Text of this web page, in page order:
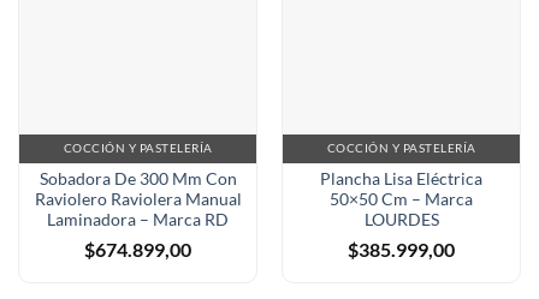
COCCIÓN Y PASTELERÍA
Sobadora De 300 Mm Con
Raviolero Raviolera Manual
Laminadora – Marca RD
$674.899,00
COCCIÓN Y PASTELERÍA
Plancha Lisa Eléctrica
50×50 Cm – Marca
LOURDES
$385.999,00